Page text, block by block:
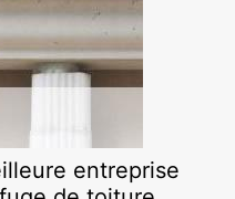
entreprise